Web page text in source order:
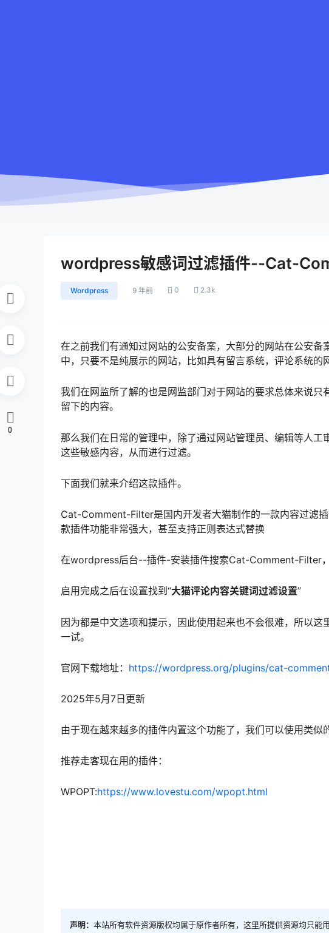
wordpress敏感词过滤插件--Cat-
Wordpress 9 年前 0 2.3k
在之前我们有通知过网站的公安备案，大部分的网站在公安备
中，只要不是纯展示的网站，比如具有留言系统，评论系统的
我们在网监所了解的也是网监部门对于网站的要求总体来说
留下的内容。
那么我们在日常的管理中，除了通过网站管理员、编辑等人
这些敏感内容，从而进行过滤。
下面我们就来介绍这款插件。
Cat-Comment-Filter是国内开发者大猫制作的一款内容过滤
款插件功能非常强大，甚至支持正则表达式替换
在wordpress后台--插件-安装插件搜索Cat-Comment-Filter，
启用完成之后在设置找到“大猫评论内容关键词过滤设置”
因为都是中文选项和提示，因此使用起来也不会很难，所以
一试。
官网下载地址： https://wordpress.org/plugins/cat-
2025年5月7日更新
由于现在越来越多的插件内置这个功能了，我们可以使用类似
推荐走客现在用的插件：
WPOPT:https://www.lovestu.com/wpopt.html
声明： 本站所有软件资源版权均属于原作者所有，这里所提供资源均只
0